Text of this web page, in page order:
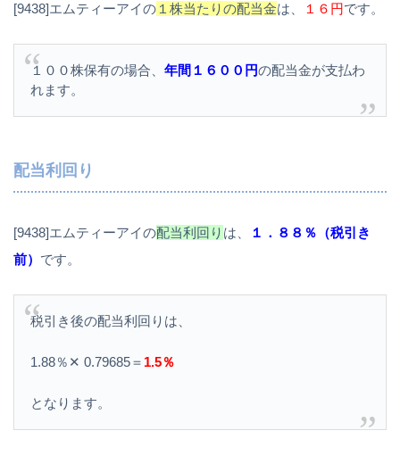
[9438]エムティーアイの １株当たりの配当金は、 １６円です。
１００株保有の場合、 年間１６００円の配当金が支払わ
れます。
配当利回り
[9438]エムティーアイの配当利回り は、
１．８８％（税引き
前） です。
税引き後の配当利回りは、
1.88％✕ 0.79685＝ 1.5％
となります。